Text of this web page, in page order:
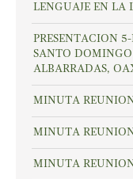
LENGUAJE EN LA
PRESENTACION
SANTO DOMINGO
ALBARRADAS,
MINUTA
MINUTA
MINUTA